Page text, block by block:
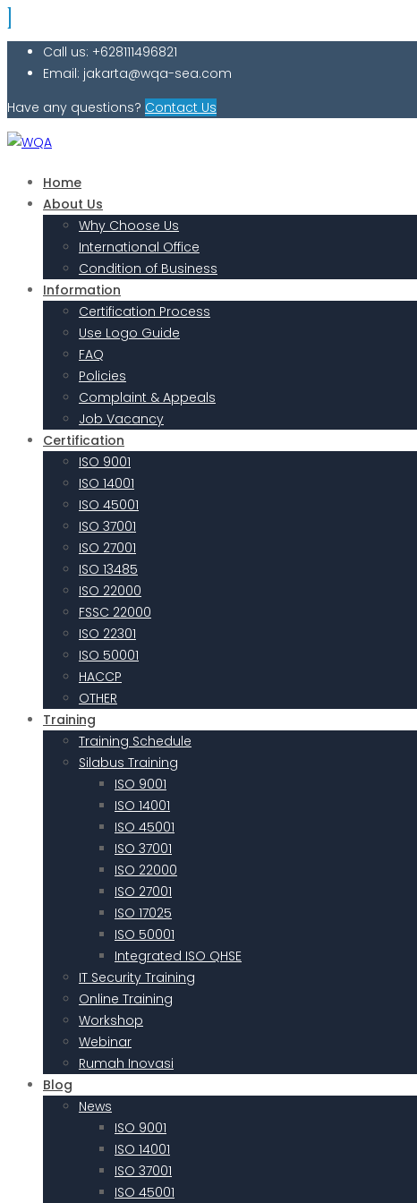
Call us: +628111496821
Email: jakarta@wqa-sea.com
Have any questions? Contact Us
Home
About Us
Why Choose Us
International Office
Condition of Business
Information
Certification Process
Use Logo Guide
FAQ
Policies
Complaint & Appeals
Job Vacancy
Certification
ISO 9001
ISO 14001
ISO 45001
ISO 37001
ISO 27001
ISO 13485
ISO 22000
FSSC 22000
ISO 22301
ISO 50001
HACCP
OTHER
Training
Training Schedule
Silabus Training
ISO 9001
ISO 14001
ISO 45001
ISO 37001
ISO 22000
ISO 27001
ISO 17025
ISO 50001
Integrated ISO QHSE
IT Security Training
Online Training
Workshop
Webinar
Rumah Inovasi
Blog
News
ISO 9001
ISO 14001
ISO 37001
ISO 45001